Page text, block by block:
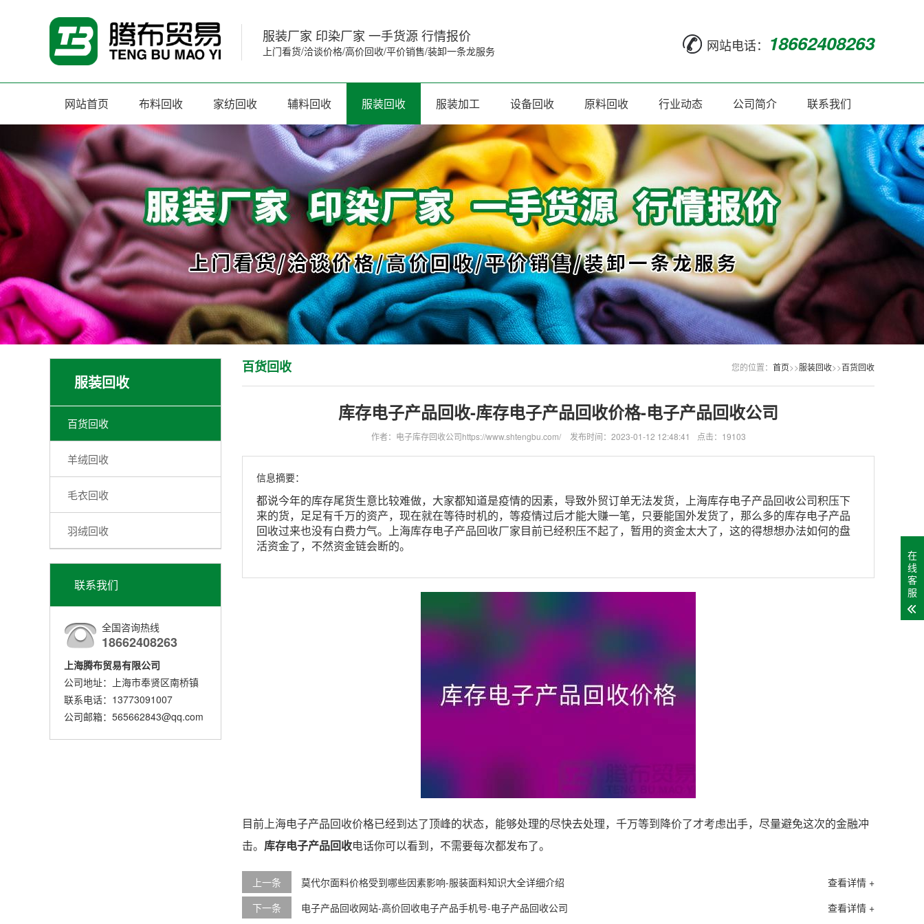
服装厂家 印染厂家 一手货源 行情报价
上门看货/洽谈价格/高价回收/平价销售/装卸一条龙服务 网站电话： 18662408263
网站首页 布料回收 家纺回收 辅料回收 服装回收 服装加工 设备回收 原料回收 行业动态 公司简介 联系我们
服装回收
百货回收
羊绒回收
毛衣回收
羽绒回收
联系我们
全国咨询热线
18662408263
上海腾布贸易有限公司
公司地址：上海市奉贤区南桥镇
联系电话：13773091007
公司邮箱：565662843@qq.com
您的位置： 首页>>服装回收>>百货回收
百货回收
库存电子产品回收-库存电子产品回收价格-电子产品回收公司
作者：电子库存回收公司https://www.shtengbu.com/ 发布时间：2023-01-12 12:48:41 点击：19103
信息摘要：
都说今年的库存尾货生意比较难做，大家都知道是疫情的因素，导致外贸订单无法发货，上海库存电子产品回收公司积压下
来的货，足足有千万的资产，现在就在等待时机的，等疫情过后才能大赚一笔，只要能国外发货了，那么多的库存电子产品
回收过来也没有白费力气。上海库存电子产品回收厂家目前已经积压不起了，暂用的资金太大了，这的得想想办法如何的盘
活资金了，不然资金链会断的。
目前上海电子产品回收价格已经到达了顶峰的状态，能够处理的尽快去处理，千万等到降价了才考虑出手，尽量避免这次的金融冲
击。 库存电子产品回收电话你可以看到，不需要每次都发布了。
上一条 查看详情 +
莫代尔面料价格受到哪些因素影响-服装面料知识大全详细介绍
下一条
查看详情 +
电子产品回收网站-高价回收电子产品手机号-电子产品回收公司
在
线
客
服